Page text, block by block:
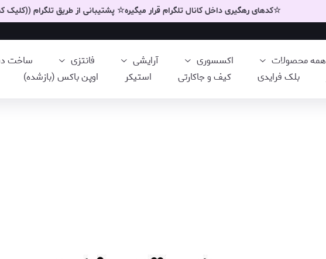
☆کدهای رهگیری داخل کانال تلگرام قرار میگیره☆ پشتیبانی از طریق تلگرام ((کلیک
همه محصولات اکسسوری آرایشی فانتزی
ساخت
بلک فرایدی کیف و جاکارتی استیکر اوپن باکس (بازشده)